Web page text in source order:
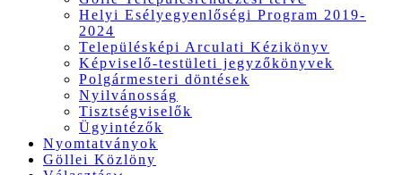
Helyi Esélyegyenlőségi Program 2019-
2024
Településképi Arculati Kézikönyv
Képviselő-testületi jegyzőkönyvek
Polgármesteri döntések
Nyilvánosság
Tisztségviselők
Ügyintézők
Nyomtatványok
Göllei Közlöny